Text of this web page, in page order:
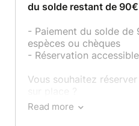
du solde restant de 90€
- Paiement du solde de
espèces ou chèques
- Réservation
Vous souhaitez
Ce tarif vous permet de
Read more